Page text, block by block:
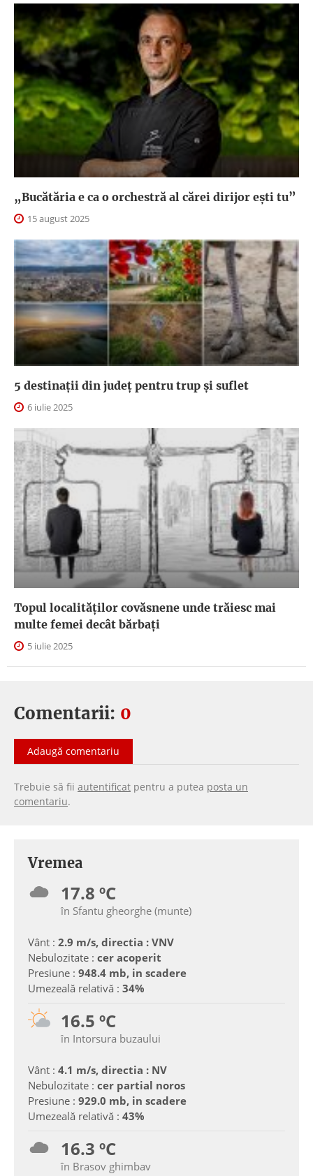
„Bucătăria e ca o orchestră al cărei dirijor ești tu”
15 august 2025
5 destinații din județ pentru trup și suflet
6 iulie 2025
Topul localităților covăsnene unde trăiesc mai
multe femei decât bărbați
5 iulie 2025
Comentarii: 0
Adaugă comentariu
Trebuie să fii autentificat pentru a putea posta un
comentariu.
Vremea
17.8 ºC
în Sfantu gheorghe (munte)
Vânt : 2.9 m/s, directia : VNV
Nebulozitate : cer acoperit
Presiune : 948.4 mb, in scadere
Umezeală relativă : 34%
16.5 ºC
în Intorsura buzaului
Vânt : 4.1 m/s, directia : NV
Nebulozitate : cer partial noros
Presiune : 929.0 mb, in scadere
Umezeală relativă : 43%
16.3 ºC
în Brasov ghimbav